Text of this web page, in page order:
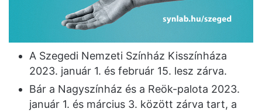
A Szegedi Nemzeti Színház Kisszínháza
2023. január 1. és február 15. lesz zárva.
Bár a Nagyszínház és a Reök-palota 2023.
január 1. és március 3. között zárva tart, a